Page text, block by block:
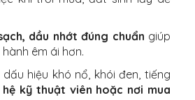
dầu nhớt đúng chuẩn giúp
êm ái hơn.
hiệu khó nổ, khói đen, tiếng
hệ kỹ thuật viên hoặc nơi mua